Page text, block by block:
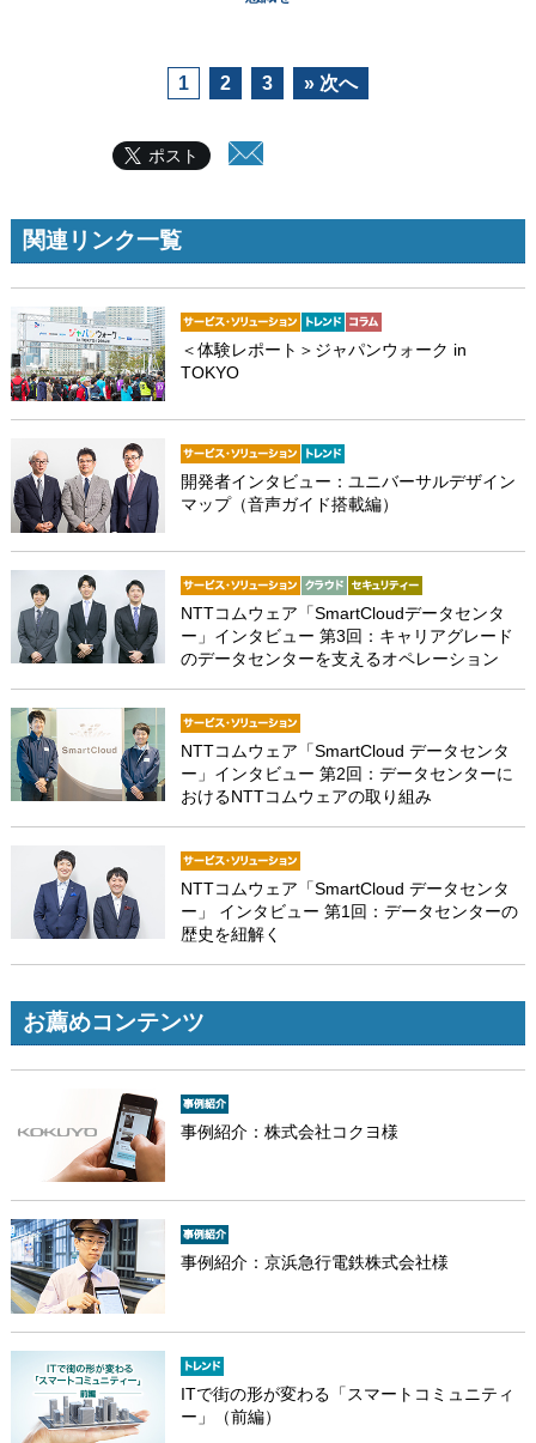
1 2 3 » 次へ
ポスト
関連リンク一覧
＜体験レポート＞ジャパンウォーク in
TOKYO
開発者インタビュー：ユニバーサルデザイン
マップ（音声ガイド搭載編）
NTTコムウェア「SmartCloudデータセンタ
ー」インタビュー 第3回：キャリアグレード
のデータセンターを支えるオペレーション
NTTコムウェア「SmartCloud データセンタ
ー」インタビュー 第2回：データセンターに
おけるNTTコムウェアの取り組み
NTTコムウェア「SmartCloud データセンタ
ー」 インタビュー 第1回：データセンターの
歴史を紐解く
お薦めコンテンツ
事例紹介：株式会社コクヨ様
事例紹介：京浜急行電鉄株式会社様
ITで街の形が変わる「スマートコミュニティ
ー」（前編）